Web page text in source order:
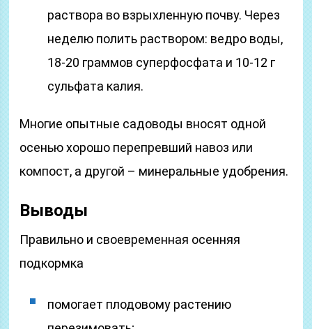
раствора во взрыхленную почву. Через
неделю полить раствором: ведро воды,
18-20 граммов суперфосфата и 10-12 г
сульфата калия.
Многие опытные садоводы вносят одной
осенью хорошо перепревший навоз или
компост, а другой – минеральные удобрения.
Выводы
Правильно и своевременная осенняя
подкормка
помогает плодовому растению